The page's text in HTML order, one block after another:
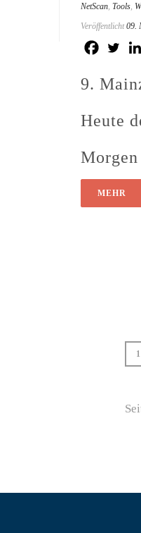
NetScan Tools
Veröffentlicht 09.
9.
Heute
MEHR
1